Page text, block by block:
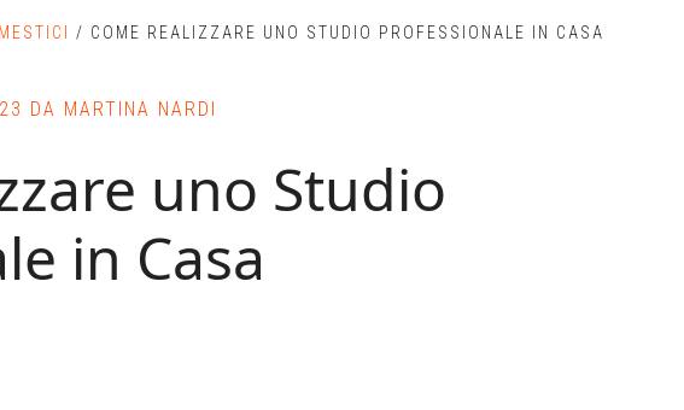
/ COME REALIZZARE UNO STUDIO PROFESSIONALE IN CASA
DA MARTINA NARDI
uno Studio
in Casa